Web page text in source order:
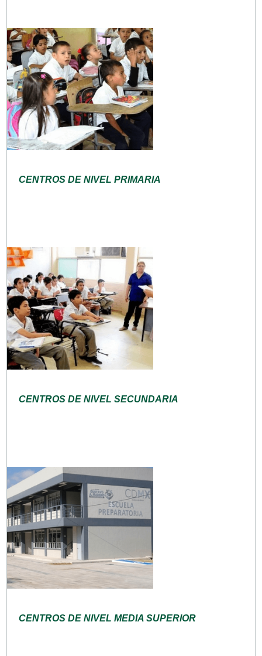
CENTROS DE NIVEL PRIMARIA
CENTROS DE NIVEL SECUNDARIA
CENTROS DE NIVEL MEDIA SUPERIOR